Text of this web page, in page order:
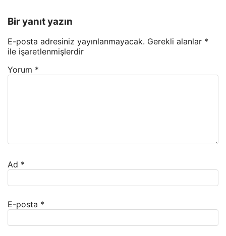
Bir yanıt yazın
E-posta adresiniz yayınlanmayacak. Gerekli alanlar *
ile işaretlenmişlerdir
Yorum *
Ad *
E-posta *